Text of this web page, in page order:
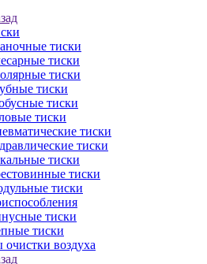
тиски
тиски
тиски
тиски
тиски
тиски
тиски
тиски
тиски
тиски
тиски
тиски
тиски
воздуха